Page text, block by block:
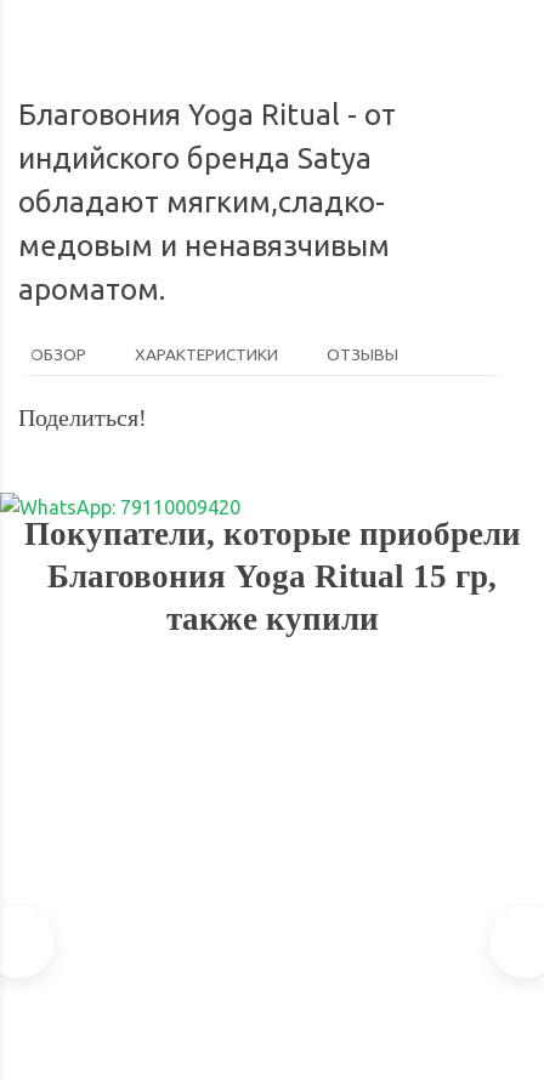
Благовония Yoga Ritual - от
индийского бренда Satya
обладают мягким,сладко-
медовым и ненавязчивым
ароматом.
ОБЗОР ХАРАКТЕРИСТИКИ ОТЗЫВЫ
Поделиться!
Покупатели, которые приобрели
Благовония Yoga Ritual 15 гр,
также купили